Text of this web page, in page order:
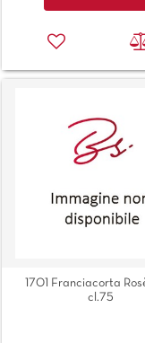
1701 Franciacorta
cl.75